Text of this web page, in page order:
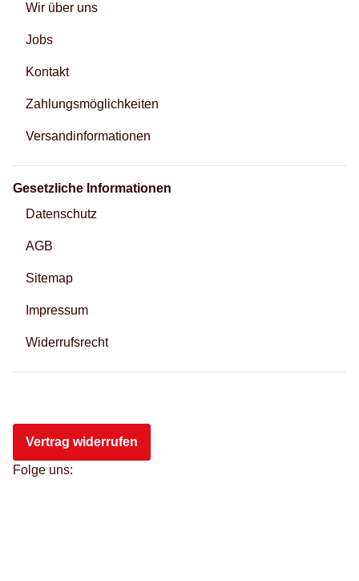
Wir über uns
Jobs
Kontakt
Zahlungsmöglichkeiten
Versandinformationen
Gesetzliche Informationen
Datenschutz
AGB
Sitemap
Impressum
Widerrufsrecht
Vertrag widerrufen
Folge uns: